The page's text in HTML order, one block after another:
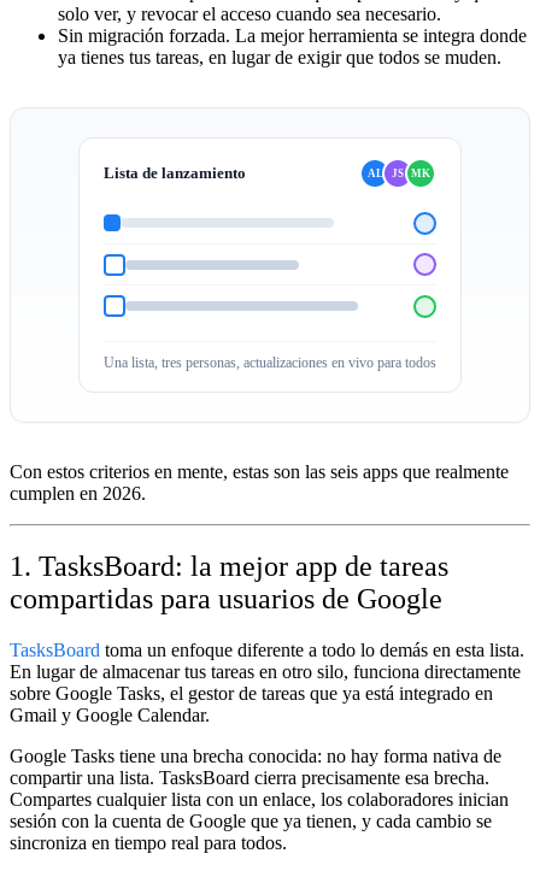
solo ver, y revocar el acceso cuando sea necesario.
Sin migración forzada. La mejor herramienta se integra donde
ya tienes tus tareas, en lugar de exigir que todos se muden.
Lista de lanzamiento AL JS MK
Una lista, tres personas, actualizaciones en vivo para todos
Con estos criterios en mente, estas son las seis apps que realmente
cumplen en 2026.
1. TasksBoard: la mejor app de tareas
compartidas para usuarios de Google
TasksBoard toma un enfoque diferente a todo lo demás en esta lista.
En lugar de almacenar tus tareas en otro silo, funciona directamente
sobre Google Tasks, el gestor de tareas que ya está integrado en
Gmail y Google Calendar.
Google Tasks tiene una brecha conocida: no hay forma nativa de
compartir una lista. TasksBoard cierra precisamente esa brecha.
Compartes cualquier lista con un enlace, los colaboradores inician
sesión con la cuenta de Google que ya tienen, y cada cambio se
sincroniza en tiempo real para todos.